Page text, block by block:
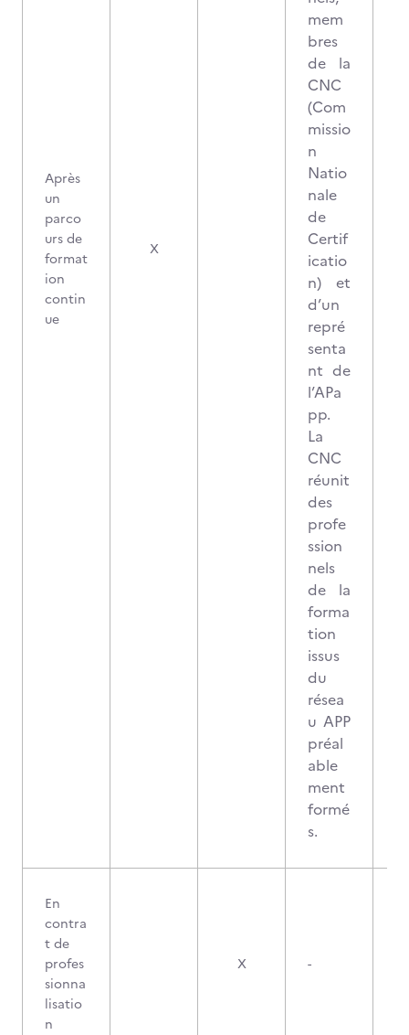
Après
un
parco
urs de
format
ion
contin
ue
X
mem
bres
de la
CNC
(Com
missio
n
Natio
nale
de
Certif
icatio
n) et
d’un
repré
senta
nt de
l’APa
pp.
La
CNC
réunit
des
profe
ssion
nels
de la
forma
tion
issus
du
résea
u APP
préal
able
ment
formé
s.
En
contra
t de
profes
sionna
lisatio
n
X -